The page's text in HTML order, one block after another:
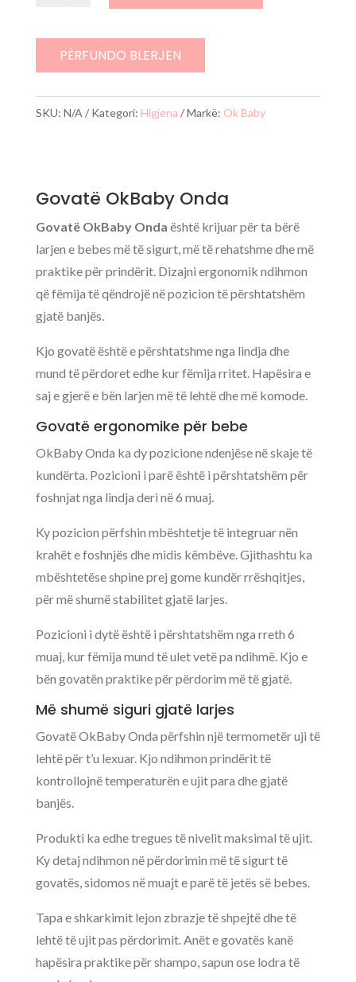
OndaPËRFUNDO BLERJEN
SKU: N/A Kategori: Higjena Markë: Ok Baby
Govatë OkBaby Onda
Govatë OkBaby Onda është krijuar për ta bërë
larjen e bebes më të sigurt, më të rehatshme dhe më
praktike për prindërit. Dizajni ergonomik ndihmon
që fëmija të qëndrojë në pozicion të përshtatshëm
gjatë banjës.
Kjo govatë është e përshtatshme nga lindja dhe
mund të përdoret edhe kur fëmija rritet. Hapësira e
saj e gjerë e bën larjen më të lehtë dhe më komode.
Govatë ergonomike për bebe
OkBaby Onda ka dy pozicione ndenjëse në skaje të
kundërta. Pozicioni i parë është i përshtatshëm për
foshnjat nga lindja deri në 6 muaj.
Ky pozicion përfshin mbështetje të integruar nën
krahët e foshnjës dhe midis këmbëve. Gjithashtu ka
mbështetëse shpine prej gome kundër rrëshqitjes,
për më shumë stabilitet gjatë larjes.
Pozicioni i dytë është i përshtatshëm nga rreth 6
muaj, kur fëmija mund të ulet vetë pa ndihmë. Kjo e
bën govatën praktike për përdorim më të gjatë.
Më shumë siguri gjatë larjes
Govatë OkBaby Onda përfshin një termometër uji të
lehtë për t’u lexuar. Kjo ndihmon prindërit të
kontrollojnë temperaturën e ujit para dhe gjatë
banjës.
Produkti ka edhe tregues të nivelit maksimal të ujit.
Ky detaj ndihmon në përdorimin më të sigurt të
govatës, sidomos në muajt e parë të jetës së bebes.
Tapa e shkarkimit lejon zbrazje të shpejtë dhe të
lehtë të ujit pas përdorimit. Anët e govatës kanë
hapësira praktike për shampo, sapun ose lodra të